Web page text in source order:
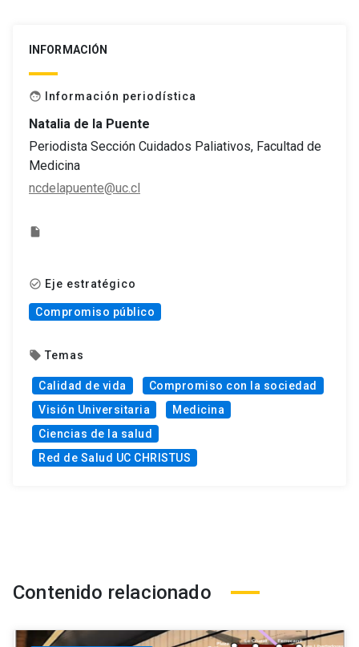
INFORMACIÓN
face Información periodística
Natalia de la Puente
Periodista Sección Cuidados Paliativos, Facultad de
Medicina
ncdelapuente@uc.cl
insert_drive_file
check_circle_outline Eje estratégico
Compromiso público
local_offer Temas
Calidad de vida
Compromiso con la sociedad
Visión Universitaria
Medicina
Ciencias de la salud
Red de Salud UC CHRISTUS
Contenido relacionado